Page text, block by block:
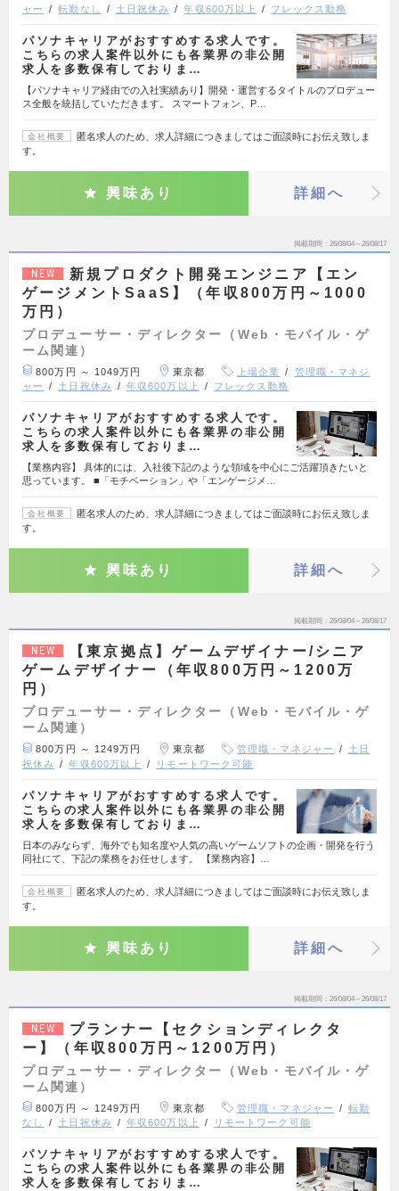
ャー
転勤なし 土日祝休み 年収600万以上 フレックス勤務
パソナキャリアがおすすめする求人です。
こちらの求人案件以外にも各業界の非公開
求人を多数保有しておりま…
【パソナキャリア経由での入社実績あり】開発・運営するタイトルのプロデュー
ス全般を統括していただきます。 スマートフォン、P…
会社概要
匿名求人のため、求人詳細につきましてはご面談時にお伝え致しま
す。
興味あり 詳細へ
掲載期間 26/08/04～26/08/17
NEW
新規プロダクト開発エンジニア【エン
ゲージメントSaaS】（年収800万円～1000
万円）
プロデューサー・ディレクター（Web・モバイル・ゲ
ーム関連）
800万円 ～ 1049万円 東京都 上場企業
管理職・マネジ
ャー
土日祝休み 年収600万以上 フレックス勤務
パソナキャリアがおすすめする求人です。
こちらの求人案件以外にも各業界の非公開
求人を多数保有しておりま…
【業務内容】 具体的には、入社後下記のような領域を中心にご活躍頂きたいと
思っています。 ■「モチベーション」や「エンゲージメ…
会社概要
匿名求人のため、求人詳細につきましてはご面談時にお伝え致しま
す。
興味あり 詳細へ
掲載期間 26/08/04～26/08/17
NEW
【東京拠点】ゲームデザイナー/シニア
ゲームデザイナー（年収800万円～1200万
円）
プロデューサー・ディレクター（Web・モバイル・ゲ
ーム関連）
800万円 ～ 1249万円 東京都 管理職・マネジャー
土日
祝休み
年収600万以上 リモートワーク可能
パソナキャリアがおすすめする求人です。
こちらの求人案件以外にも各業界の非公開
求人を多数保有しておりま…
日本のみならず、海外でも知名度や人気の高いゲームソフトの企画・開発を行う
同社にて、下記の業務をお任せします。 【業務内容】…
会社概要
匿名求人のため、求人詳細につきましてはご面談時にお伝え致しま
す。
興味あり 詳細へ
掲載期間 26/08/04～26/08/17
NEW
プランナー【セクションディレクタ
ー】（年収800万円～1200万円）
プロデューサー・ディレクター（Web・モバイル・ゲ
ーム関連）
800万円 ～ 1249万円 東京都 管理職・マネジャー
転勤
なし
土日祝休み 年収600万以上 リモートワーク可能
パソナキャリアがおすすめする求人です。
こちらの求人案件以外にも各業界の非公開
求人を多数保有しておりま…